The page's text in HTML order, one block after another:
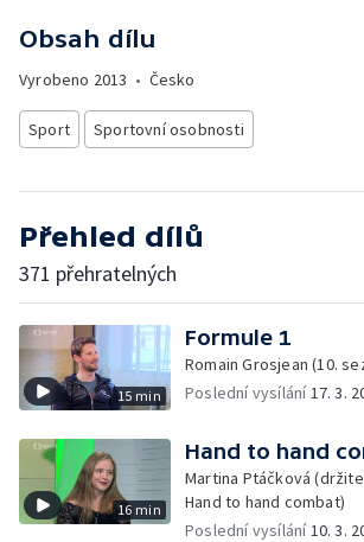
Obsah dílu
Vyrobeno 2013 • Česko
Sport Sportovní osobnosti
Přehled dílů
371 přehratelných
15 min
Formule 1
Romain Grosjean (10.
Poslední vysílání17. 3.
16 min
Hand to hand
Martina Ptáčková
Hand to hand combat)
Poslední vysílání10. 3.